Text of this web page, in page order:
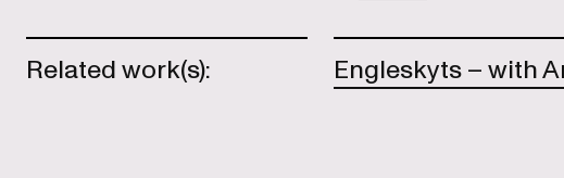
Related work(s): Engleskyts – with